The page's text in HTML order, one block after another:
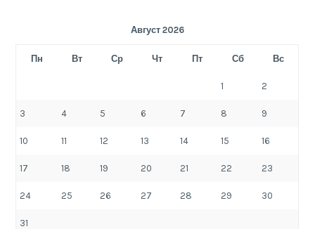
Август 2026
Пн Вт Ср Чт Пт Сб Вс
1 2
3 4 5 6 7 8 9
10 11 12 13 14 15 16
17 18 19 20 21 22 23
24 25 26 27 28 29 30
31